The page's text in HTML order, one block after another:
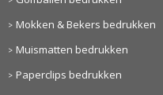
Mokken & Bekers bedrukken
Muismatten bedrukken
Paperclips bedrukken